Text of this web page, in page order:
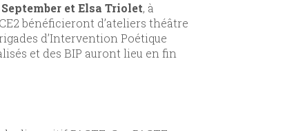
et Elsa Triolet, à
bénéficieront d’ateliers théâtre
d’Intervention Poétique
et des BIP auront lieu en fin